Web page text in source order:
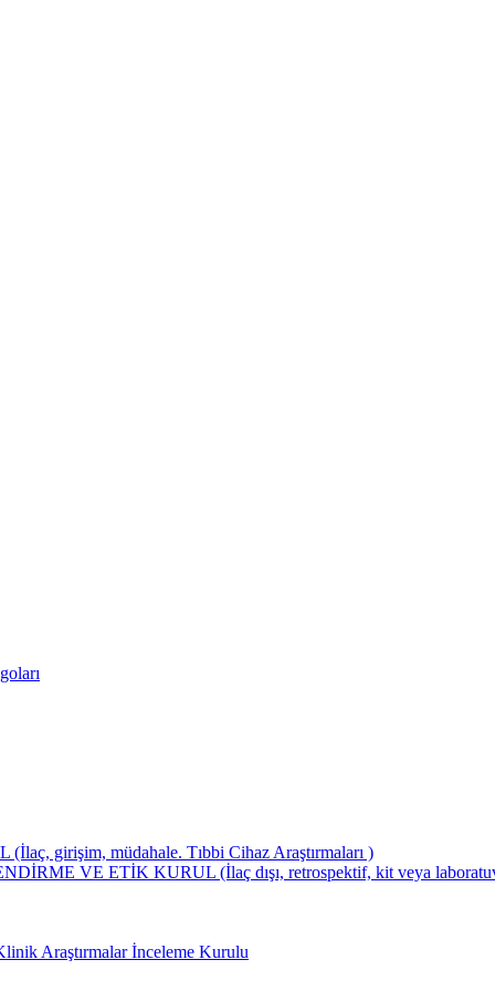
girişim, müdahale. Tıbbi Cihaz Araştırmaları )
VE ETİK KURUL (İlaç dışı, retrospektif, kit veya laboratuvar
Araştırmalar İnceleme Kurulu